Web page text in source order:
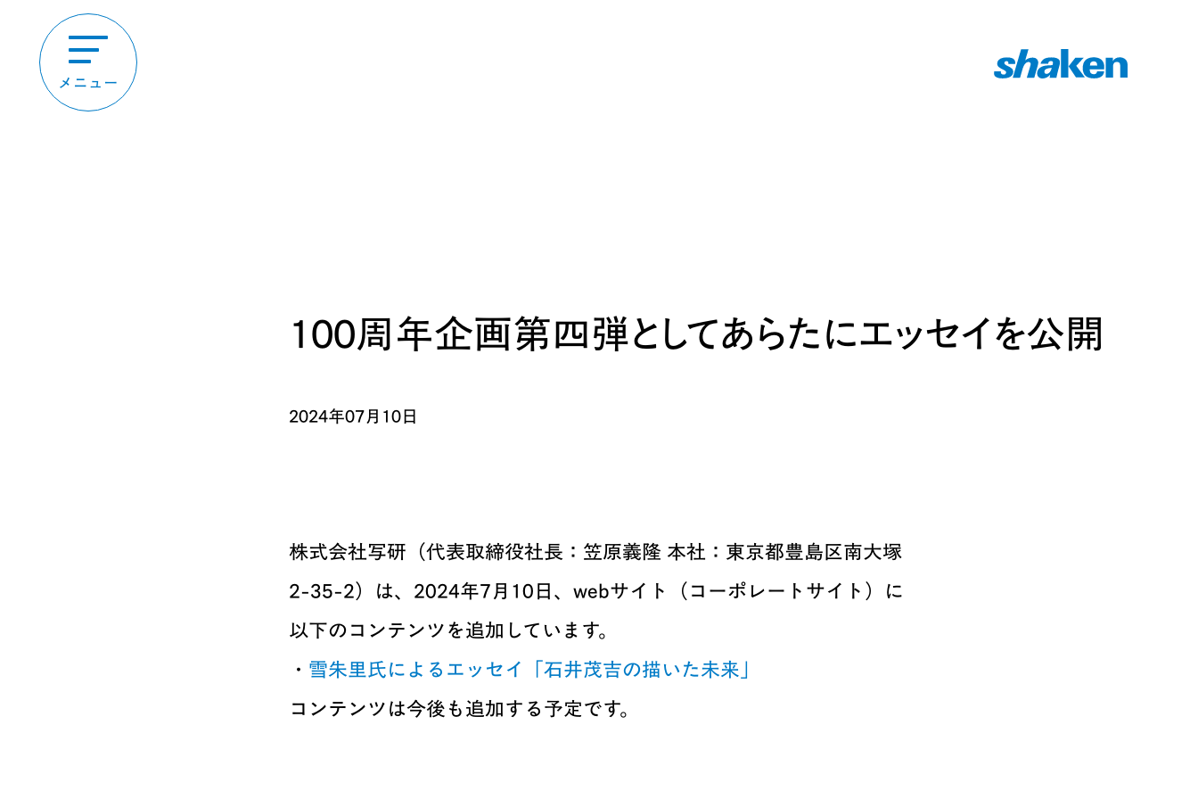
メニュー
100周年企画第四弾としてあらたにエッセイを公開
2024年07月10日
株式会社写研（代表取締役社長：笠原義隆 本社：東京都豊島区南大塚
2-35-2）は、2024年7月10日、webサイト（コーポレートサイト）に
以下のコンテンツを追加しています。
・ 雪朱里氏によるエッセイ「石井茂吉の描いた未来」
コンテンツは今後も追加する予定です。